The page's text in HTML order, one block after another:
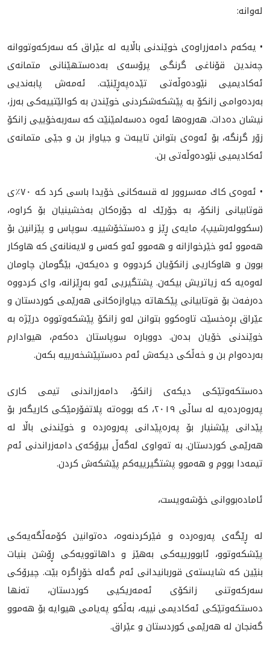
لەوانه‌:
• يه‌كه‌م دامه‌زراوه‌ى خوێندنى باڵايه‌ له‌ عێراق كه‌ سه‌ركه‌وتووانه‌
چه‌ندین قۆناغى گرنگى پرۆسه‌ى به‌ده‌ستهێنانى متمانەی
ئەکادیميی نێوده‌وڵه‌تى تێده‌په‌ڕێنێت. ئه‌مه‌ش پابه‌نديى
به‌رده‌وامى زانكۆ به‌ پێشكه‌شكردنى خوێندن به‌ كوالێتييه‌كى به‌رز،
نيشان ده‌دات. هه‌روه‌ها ئه‌وه‌ ده‌سه‌لمێنێت كه‌ سه‌ربه‌خۆييى زانكۆ
زۆر گرنگه،‌ بۆ ئه‌وه‌ى بتوانن تايبه‌ت و جياواز بن و جێى متمانه‌ى
ئه‌كاديميى نێوده‌وڵه‌تى بن.
• ئه‌وه‌ى كاك مه‌سروور له‌ قسه‌كانی خۆیدا باسى كرد كه‌ ٧٠٪ی
قوتابيانى زانكۆ، به‌ جۆرێك له‌ جۆره‌كان به‌خشينيان بۆ كراوه‌،
(سكووله‌رشيپ‌)، مايه‌ى ڕێز و ده‌ستخۆشييه‌. سوپاس و پێزانين بۆ
هه‌موو ئه‌و خێرخوازانه‌ و هه‌موو ئه‌و كه‌س و لايه‌نانه‌ی كه‌ هاوكار
بوون و هاوكاریی زانكۆیان كردووه‌ و ده‌یكه‌ن، بێگومان چاومان
له‌وه‌یه‌ كه‌ زیاتریش بیكه‌ن. پشتگيريى ئه‌و به‌ڕێزانه‌، واى كردووه‌
دەرفەت بۆ قوتابيانى پێکهاتە جیاوازەکانی هه‌رێمی كوردستان و
عێراق بڕەخسێت تاوه‌كوو بتوانن له‌و زانكۆ‌ پێشكه‌وتووه‌ درێژه‌ به‌
خوێندنی خۆیان بده‌ن. دووباره‌ سوپاستان ده‌كه‌م، هيوادارم
به‌رده‌وام بن و خه‌ڵكى ديكه‌ش ئه‌م ده‌ستپێشخه‌رييه‌ بكه‌ن.
ده‌ستكه‌وتێكى ديكه‌ى زانكۆ، دامەزراندنی تیمی کاری
پەروەردەيه‌ لە ساڵی ٢٠١٩، کە بووەتە پلاتفۆرمێکی کاریگەر بۆ
پێدانی پێشنیار بۆ پەرەپێدانی پەروەردە و خوێندنی باڵا لە
هەرێمى كوردستان. به‌ ته‌واوى له‌گه‌ڵ بيرۆكه‌ى دامه‌زراندنى ئه‌م
تيمه‌دا بووم و هه‌موو پشتگيرييه‌كم پێشكه‌ش كردن.
ئامادەبووانی خۆشەویست،
لە ڕێگەی پەروەردە و فێركردنه‌وە، دەتوانین کۆمەڵگەیەکی
پێشکەوتوو، ئابوورییەکی بەهێز و داهاتوویەکی ڕۆشن بنیات
بنێین کە شایستەی قوربانیدانی ئەم گەلە خۆڕاگره‌ بێت. چیرۆکی
سەرکەوتنی زانکۆی ئه‌مه‌ریکیی کوردستان، تەنها
دەستکەوتێکی ئەکادیمی نییە، بەڵکو پەیامی هیوایە بۆ هەموو
گەنجان‌‌‌ لە هه‌رێمى کوردستان و عێراق.